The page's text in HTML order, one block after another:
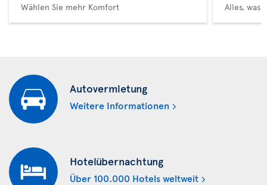
Wählen Sie mehr Komfort Alles, was
Autovermietung
Weitere Informationen
Hotelübernachtung
Über 100.000 Hotels weltweit